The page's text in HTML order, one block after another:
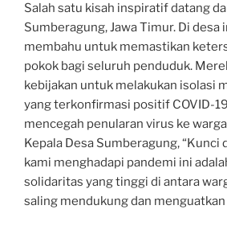
Salah satu kisah inspiratif datang
Sumberagung, Jawa Timur. Di desa
membahu untuk memastikan
pokok bagi seluruh penduduk.
kebijakan untuk melakukan isolasi
yang terkonfirmasi positif COVID-
mencegah penularan virus ke
Kepala Desa Sumberagung, “Kunci
kami menghadapi pandemi ini
solidaritas yang tinggi di antara
saling mendukung dan menguatkan